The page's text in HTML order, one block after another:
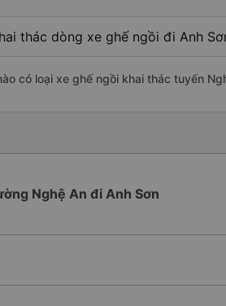
thác dòng xe ghế ngồi đi Anh
có loại xe ghế ngồi khai thác tuyến
Nghệ An đi Anh Sơn